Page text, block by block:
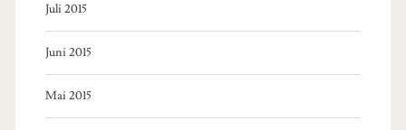
Juli 2015
Juni 2015
Mai 2015